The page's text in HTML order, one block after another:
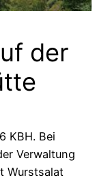
der
KBH. Bei
Ver­wal­tung
Wurst­sa­lat